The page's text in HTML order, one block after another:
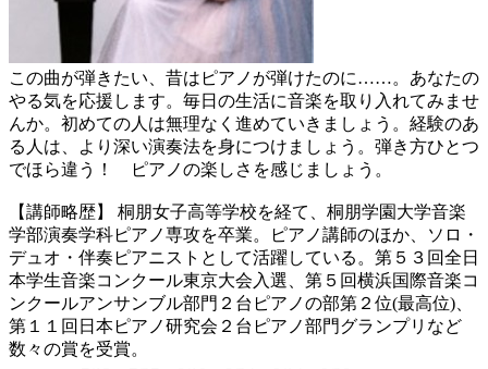
この曲が弾きたい、昔はピアノが弾けたのに……。あなたの
やる気を応援します。毎日の生活に音楽を取り入れてみませ
んか。初めての人は無理なく進めていきましょう。経験のあ
る人は、より深い演奏法を身につけましょう。弾き方ひとつ
でほら違う！ ピアノの楽しさを感じましょう。
【講師略歴】 桐朋女子高等学校を経て、桐朋学園大学音楽
学部演奏学科ピアノ専攻を卒業。ピアノ講師のほか、ソロ・
デュオ・伴奏ピアニストとして活躍している。第５３回全日
本学生音楽コンクール東京大会入選、第５回横浜国際音楽コ
ンクールアンサンブル部門２台ピアノの部第２位(最高位)、
第１１回日本ピアノ研究会２台ピアノ部門グランプリなど
数々の賞を受賞。